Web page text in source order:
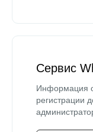
Сервис
Информация
регистрации